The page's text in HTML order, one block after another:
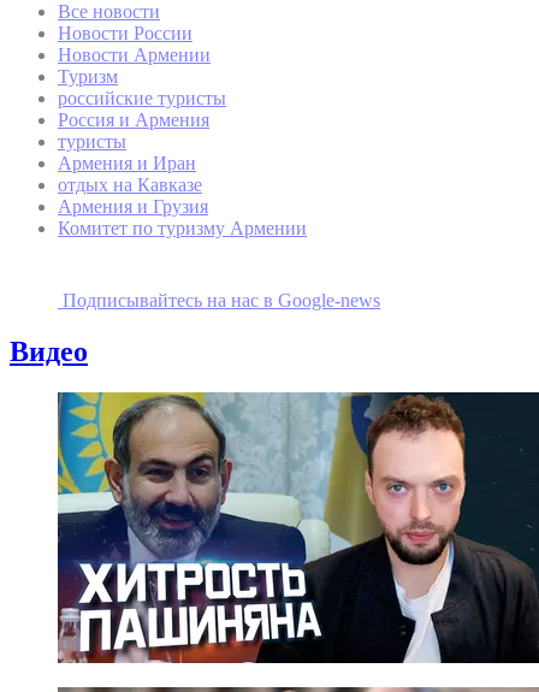
Все новости
Новости России
Новости Армении
Туризм
российские туристы
Россия и Армения
туристы
Армения и Иран
отдых на Кавказе
Армения и Грузия
Комитет по туризму Армении
Подписывайтесь на наc в Google-news
Видео